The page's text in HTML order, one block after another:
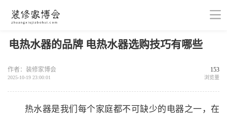
电热水器的品牌 电热水器选购技巧有哪些
作者：装修家博会
2025-10-19 23:00:01
153
浏览量
热水器是我们每个家庭都不可缺少的电器之一，在